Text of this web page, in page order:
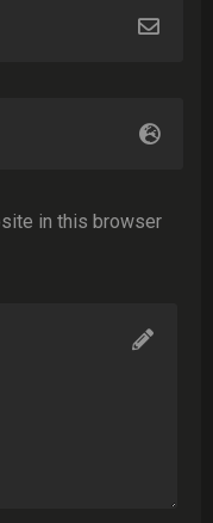
in this browser